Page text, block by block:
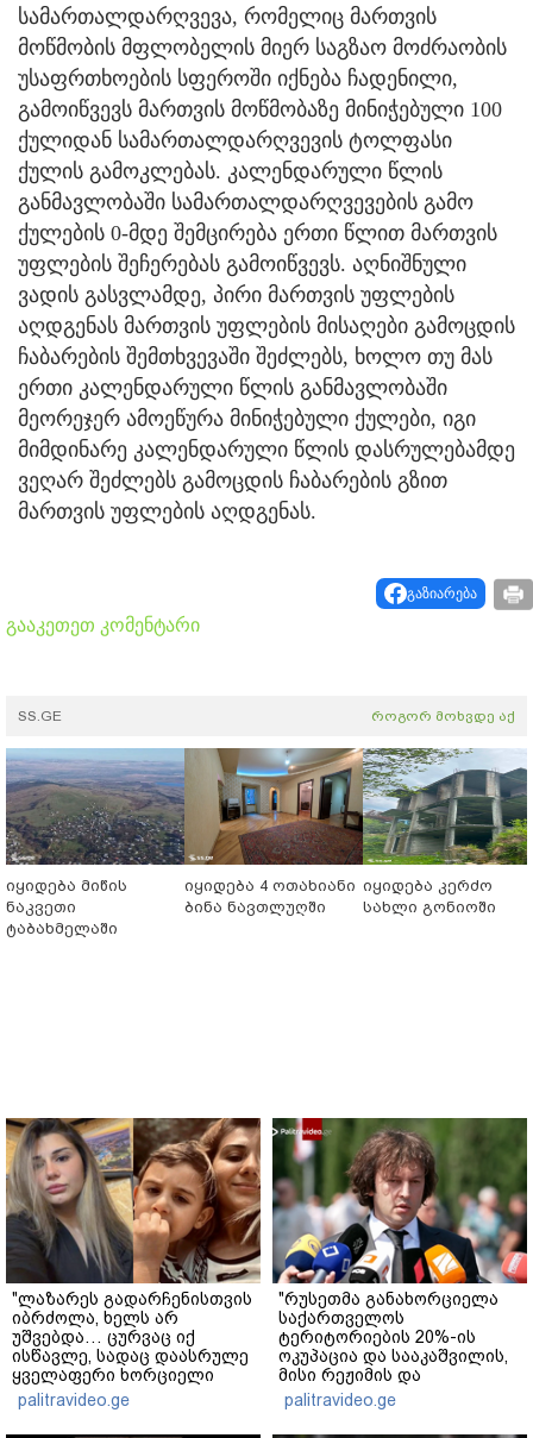
სამართალდარღვევა, რომელიც მართვის
მოწმობის მფლობელის მიერ საგზაო მოძრაობის
უსაფრთხოების სფეროში იქნება ჩადენილი,
გამოიწვევს მართვის მოწმობაზე მინიჭებული 100
ქულიდან სამართალდარღვევის ტოლფასი
ქულის გამოკლებას. კალენდარული წლის
განმავლობაში სამართალდარღვევების გამო
ქულების 0-მდე შემცირება ერთი წლით მართვის
უფლების შეჩერებას გამოიწვევს. აღნიშნული
ვადის გასვლამდე, პირი მართვის უფლების
აღდგენას მართვის უფლების მისაღები გამოცდის
ჩაბარების შემთხვევაში შეძლებს, ხოლო თუ მას
ერთი კალენდარული წლის განმავლობაში
მეორეჯერ ამოეწურა მინიჭებული ქულები, იგი
მიმდინარე კალენდარული წლის დასრულებამდე
ვეღარ შეძლებს გამოცდის ჩაბარების გზით
მართვის უფლების აღდგენას.
გაზიარება
გააკეთეთ კომენტარი
SS.GE როგორ მოხვდე აქ
იყიდება მიწის
ნაკვეთი
ტაბახმელაში
იყიდება 4 ოთახიანი
ბინა ნავთლუღში
იყიდება კერძო
სახლი გონიოში
"ლაზარეს გადარჩენისთვის
იბრძოლა, ხელს არ
უშვებდა… ცურვაც იქ
ისწავლე, სადაც დაასრულე
ყველაფერი ხორციელი
ცხოვრებიდან" – რას წერს
ხობში დაღუპული დედა-
შვილის ახლობელი?
palitravideo.ge
"რუსეთმა განახორციელა
საქართველოს
ტერიტორიების 20%-ის
ოკუპაცია და სააკაშვილის,
მისი რეჟიმის და
"ნაცმოძრაობის" ღალატი
ვერანაირად ვერ
გადაფარავს ამ
palitravideo.ge